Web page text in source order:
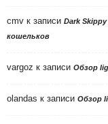
cmv к записи Dark
кошельков
vargoz к записи Обзор
olandas к записи Обзор